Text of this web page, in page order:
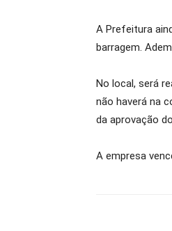
A Prefeitura
barragem.
No local, será
não haverá na
da aprovação
A empresa